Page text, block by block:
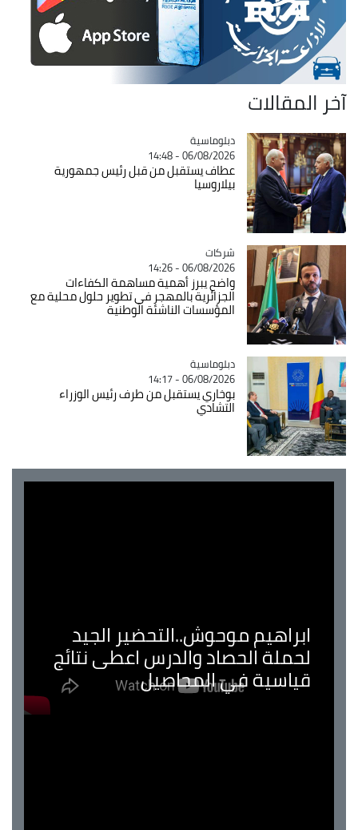
آخر المقالات
Catégorie
دبلوماسية
06/08/2026 - 14:48
عطاف يستقبل من قبل رئيس جمهورية
بيلاروسيا
Catégorie
شركات
06/08/2026 - 14:26
واضح يبرز أهمية مساهمة الكفاءات
الجزائرية بالمهجر في تطوير حلول محلية مع
المؤسسات الناشئة الوطنية
Catégorie
دبلوماسية
06/08/2026 - 14:17
بوخاري يستقبل من طرف رئيس الوزراء
التشادي
ابراهيم موحوش..التحضير الجيد
لحملة الحصاد والدرس اعطى نتائج
قياسية في المحاصيل